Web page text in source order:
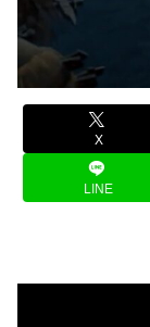
X
LINE